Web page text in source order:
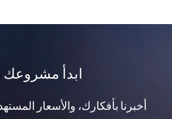
ابدأ
أخبرنا بأفكارك، والأسعار